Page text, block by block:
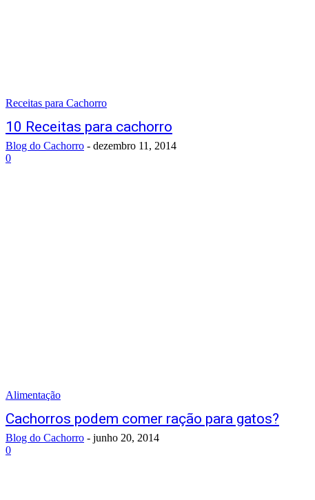
Receitas para Cachorro
10 Receitas para cachorro
Blog do Cachorro - dezembro 11, 2014
0
Alimentação
Cachorros podem comer ração para gatos?
Blog do Cachorro - junho 20, 2014
0